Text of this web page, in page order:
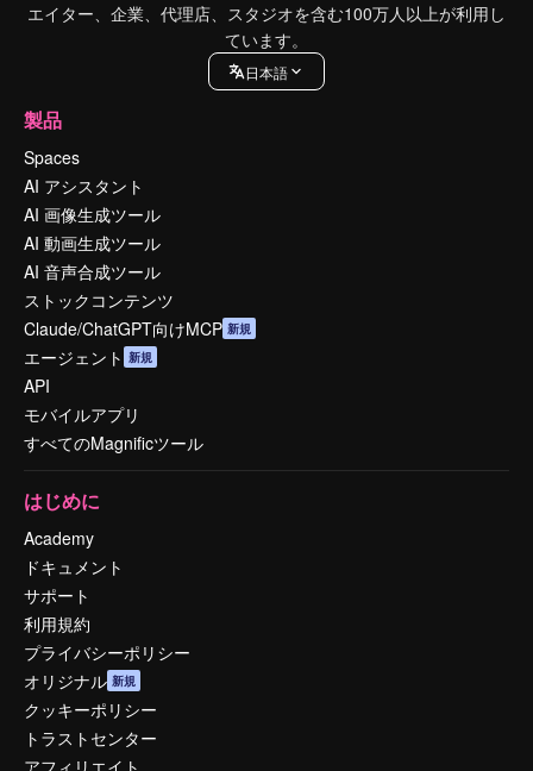
エイター、企業、代理店、スタジオを含む100万人以上が利用し
ています。
日本語
製品
Spaces
AI アシスタント
AI 画像生成ツール
AI 動画生成ツール
AI 音声合成ツール
ストックコンテンツ
Claude/ChatGPT向けMCP 新規
エージェント 新規
API
モバイルアプリ
すべてのMagnificツール
はじめに
Academy
ドキュメント
サポート
利用規約
プライバシーポリシー
オリジナル 新規
クッキーポリシー
トラストセンター
アフィリエイト